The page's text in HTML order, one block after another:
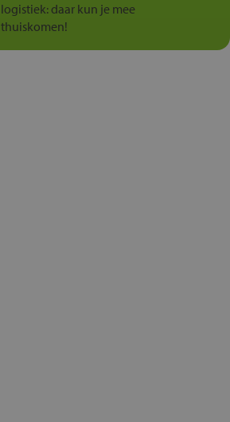
logistiek: daar kun je mee
thuiskomen!